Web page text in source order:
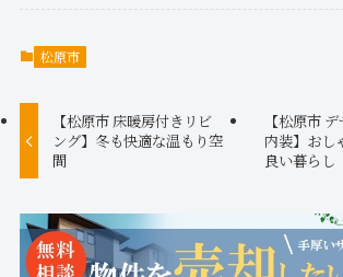
松原市
【松原市 床暖房付きリビ
ング】冬も快適な温もり空
間
【松原市
内装】おし
良い暮らし